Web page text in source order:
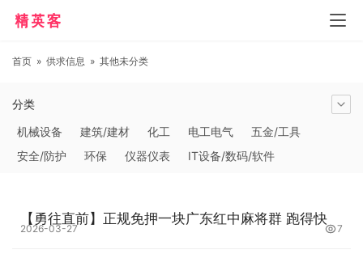
首页 » 供求信息 » 其他未分类
分类
机械设备
建筑/建材 化工 电工电气
五金/工具
安全/防护
环保 仪器仪表
IT设备/数码/软件
汽摩及配件
日用百货 能源 加工 照明
通信产品
【勇往直前】正规免押一块广东红中麻将群 跑得快
2026-03-27 7